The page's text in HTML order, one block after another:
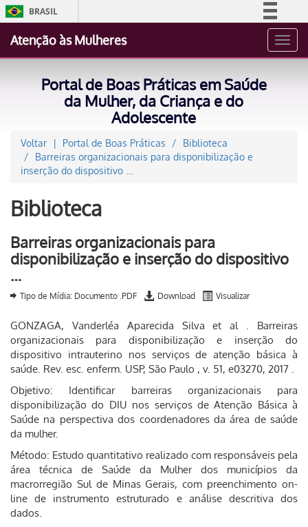
BRASIL
Acesso à informação
Atenção às Mulheres
Portal de Boas Práticas em Saúde
da Mulher, da Criança e do
Adolescente
Voltar Portal de Boas Práticas
Biblioteca
Barreiras organizacionais para disponibilização e
inserção do dispositivo …
Biblioteca
Barreiras organizacionais para
disponibilização e inserção do dispositivo
…
Tipo de Mídia: Documento .PDF Download Visualizar
GONZAGA, Vanderléa Aparecida Silva et al . Barreiras
organizacionais para disponibilização e inserção do
dispositivo intrauterino nos serviços de atenção básica à
saúde. Rev. esc. enferm. USP, São Paulo , v. 51, e03270, 2017 .
Objetivo: Identificar barreiras organizacionais para
disponibilização do DIU nos serviços de Atenção Básica à
Saúde na perspectiva dos coordenadores da área de saúde
da mulher.
Método: Estudo quantitativo realizado com responsáveis pela
área técnica de Saúde da Mulher dos municípios da
macrorregião Sul de Minas Gerais, com preenchimento on-
line de instrumento estruturado e análise descritiva dos
dados.